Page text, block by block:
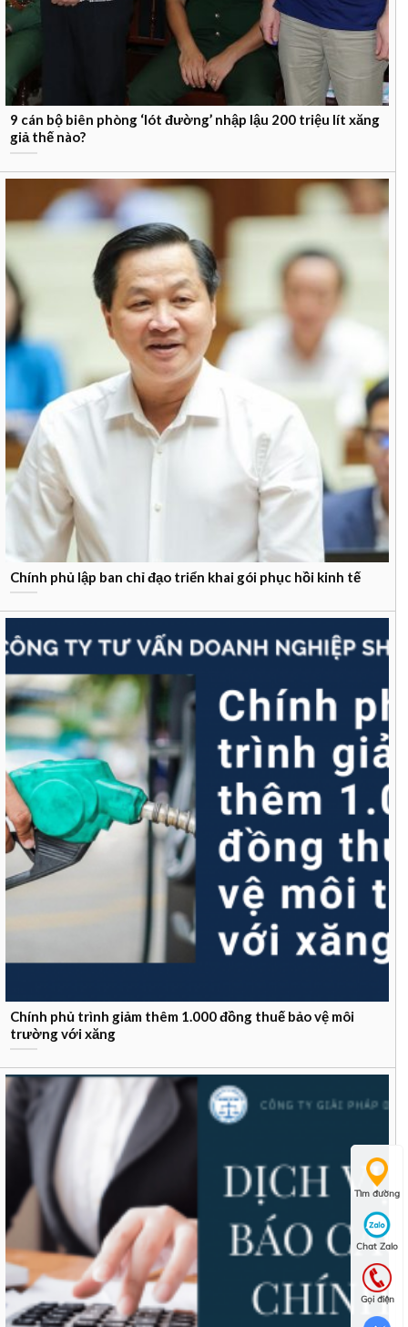
9 cán bộ biên phòng ‘lót đường’ nhập lậu 200 triệu lít xăng
giả thế nào?
Chính phủ lập ban chỉ đạo triển khai gói phục hồi kinh tế
Chính phủ trình giảm thêm 1.000 đồng thuế bảo vệ môi
trường với xăng
Tìm đường
Chat Zalo
Gọi điện